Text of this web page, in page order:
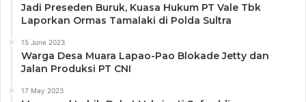
Jadi Preseden Buruk, Kuasa Hukum PT Vale Tbk
Laporkan Ormas Tamalaki di Polda Sultra
15 June 2023
Warga Desa Muara Lapao-Pao Blokade Jetty dan
Jalan Produksi PT CNI
17 May 2023